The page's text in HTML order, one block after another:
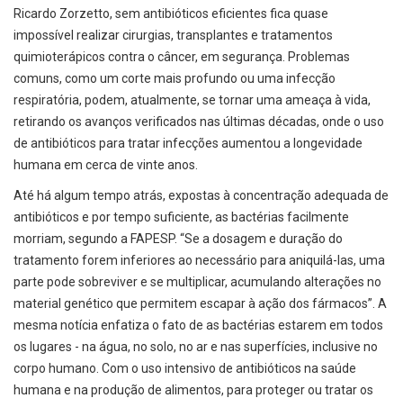
Ricardo Zorzetto, sem antibióticos eficientes fica quase
impossível realizar cirurgias, transplantes e tratamentos
quimioterápicos contra o câncer, em segurança. Problemas
comuns, como um corte mais profundo ou uma infecção
respiratória, podem, atualmente, se tornar uma ameaça à vida,
retirando os avanços verificados nas últimas décadas, onde o uso
de antibióticos para tratar infecções aumentou a longevidade
humana em cerca de vinte anos.
Até há algum tempo atrás, expostas à concentração adequada de
antibióticos e por tempo suficiente, as bactérias facilmente
morriam, segundo a FAPESP. “Se a dosagem e duração do
tratamento forem inferiores ao necessário para aniquilá-las, uma
parte pode sobreviver e se multiplicar, acumulando alterações no
material genético que permitem escapar à ação dos fármacos”. A
mesma notícia enfatiza o fato de as bactérias estarem em todos
os lugares - na água, no solo, no ar e nas superfícies, inclusive no
corpo humano. Com o uso intensivo de antibióticos na saúde
humana e na produção de alimentos, para proteger ou tratar os